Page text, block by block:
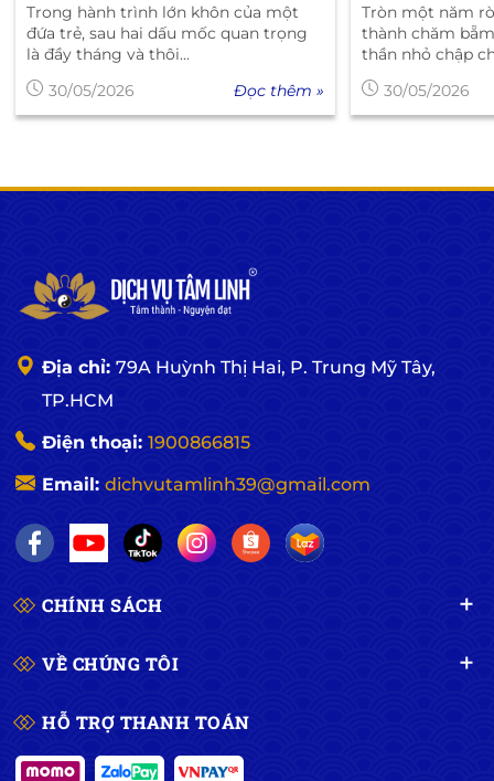
Trong hành trình lớn khôn của một
đứa trẻ, sau hai dấu mốc quan trọng
là đầy tháng và thôi...
30/05/2026
Đọc thêm »
Tròn một năm
thành chăm
thần nhỏ chập
30/05/2026
Địa chỉ: 79A Huỳnh Thị Hai, P. Trung Mỹ Tây,
TP.HCM
Điện thoại: 1900866815
Email: dichvutamlinh39@gmail.com
CHÍNH SÁCH
VỀ CHÚNG TÔI
HỖ TRỢ THANH TOÁN